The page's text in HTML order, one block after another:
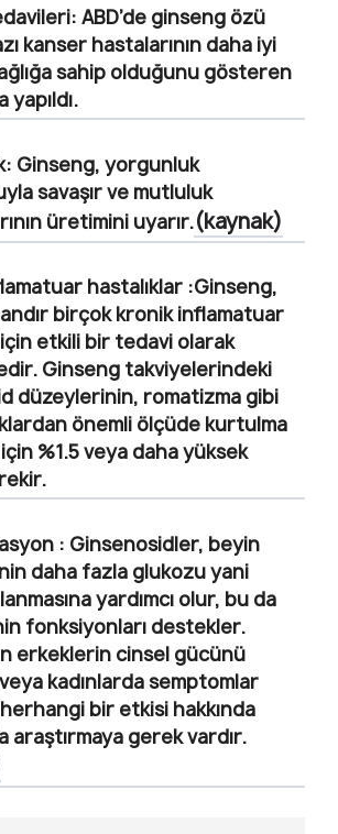
ABD’de ginseng özü
kanser hastalarının daha iyi
sahip olduğunu gösteren
yapıldı.
Ginseng, yorgunluk
savaşır ve mutluluk
üretimini uyarır.(kaynak)
hastalıklar :Ginseng,
birçok kronik inflamatuar
etkili bir tedavi olarak
Ginseng takviyelerindeki
düzeylerinin, romatizma gibi
önemli ölçüde kurtulma
%1.5 veya daha yüksek
: Ginsenosidler, beyin
daha fazla glukozu yani
yardımcı olur, bu da
fonksiyonları destekler.
erkeklerin cinsel gücünü
veya kadınlarda semptomlar
bir etkisi hakkında
araştırmaya gerek vardır.